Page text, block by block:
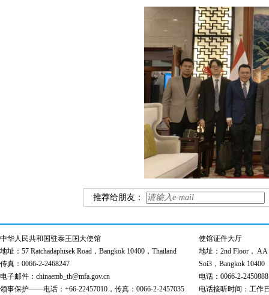
推荐给朋友：
中华人民共和国驻泰王国大使馆
地址：57 Ratchadaphisek Road，Bangkok 10400，Thailand
传真：0066-2-2468247
电子邮件：chinaemb_th@mfa.gov.cn
领事保护——电话：+66-22457010，传真：0066-2-2457035
使馆证件大厅
地址：2nd Floor， AA
Soi3，Bangkok 10400
电话：0066-2-
电话接听时间：工作